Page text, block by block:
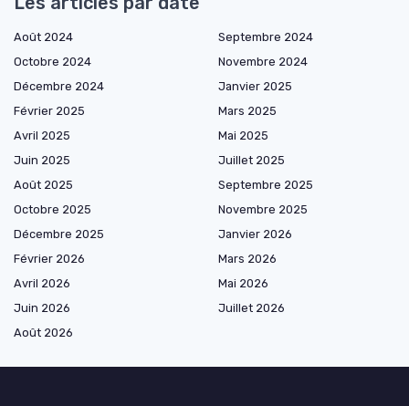
Août 2024
Septembre 2024
Octobre 2024
Novembre 2024
Décembre 2024
Janvier 2025
Février 2025
Mars 2025
Avril 2025
Mai 2025
Juin 2025
Juillet 2025
Août 2025
Septembre 2025
Octobre 2025
Novembre 2025
Décembre 2025
Janvier 2026
Février 2026
Mars 2026
Avril 2026
Mai 2026
Juin 2026
Juillet 2026
Août 2026